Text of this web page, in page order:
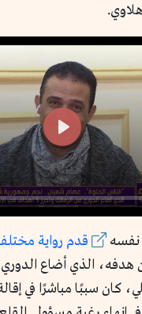
Play
نفسه قدم رواية
هدفه، الذي أضاع
كان سببًا مباشرًا في